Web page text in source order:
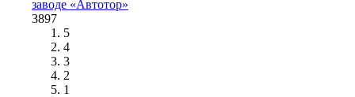
заводе «Автотор»
3897
5
4
3
2
1